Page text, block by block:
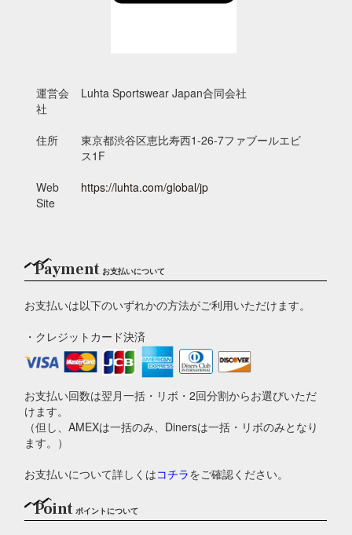
運営会
社
Luhta Sportswear Japan合同会社
住所
東京都渋谷区恵比寿西1-26-7ファブールエビ
ス1F
Web
Site
https://luhta.com/global/jp
Payment お支払いについて
お支払いは以下のいずれかの方法がご利用いただけます。
・クレジットカード決済
お支払い回数は翌月一括・リボ・2回分割からお選びいただ
けます。
（但し、AMEXは一括のみ、Dinersは一括・リボのみとなり
ます。）
お支払いについて詳しくはコチラをご確認ください。
Point ポイントについて